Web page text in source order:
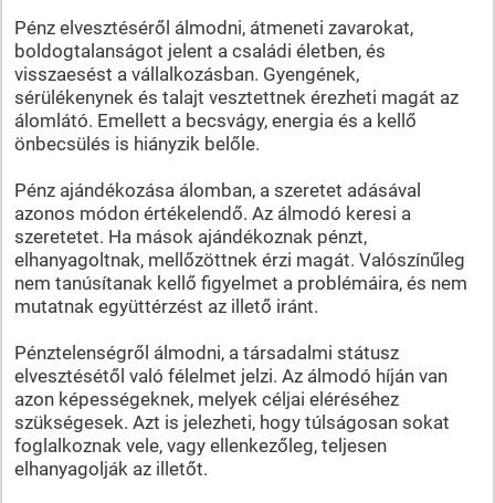
Pénz elvesztéséről álmodni, átmeneti zavarokat,
boldogtalanságot jelent a családi életben, és
visszaesést a vállalkozásban. Gyengének,
sérülékenynek és talajt vesztettnek érezheti magát az
álomlátó. Emellett a becsvágy, energia és a kellő
önbecsülés is hiányzik belőle.
Pénz ajándékozása álomban, a szeretet adásával
azonos módon értékelendő. Az álmodó keresi a
szeretetet. Ha mások ajándékoznak pénzt,
elhanyagoltnak, mellőzöttnek érzi magát. Valószínűleg
nem tanúsítanak kellő figyelmet a problémáira, és nem
mutatnak együttérzést az illető iránt.
Pénztelenségről álmodni, a társadalmi státusz
elvesztésétől való félelmet jelzi. Az álmodó híján van
azon képességeknek, melyek céljai eléréséhez
szükségesek. Azt is jelezheti, hogy túlságosan sokat
foglalkoznak vele, vagy ellenkezőleg, teljesen
elhanyagolják az illetőt.